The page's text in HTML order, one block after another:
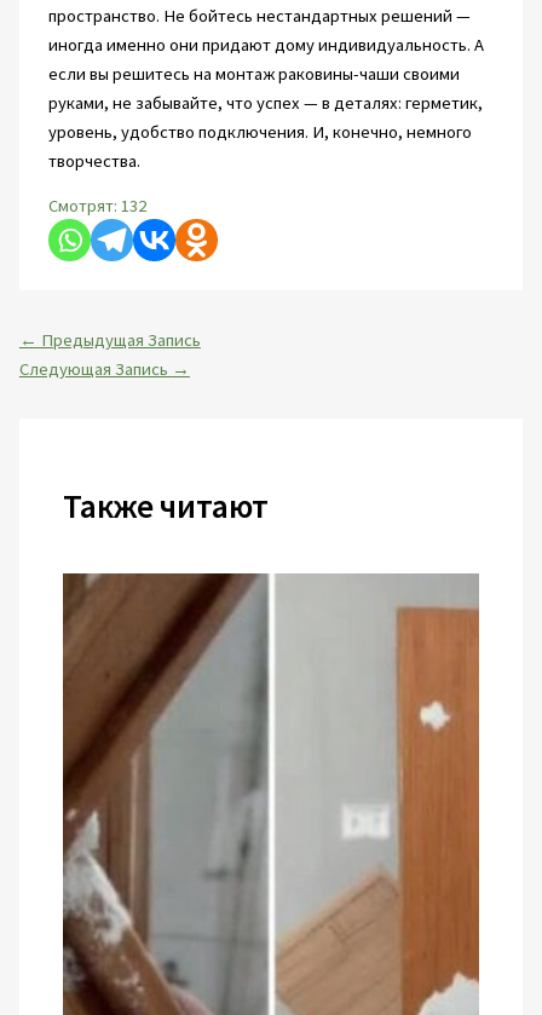
пространство. Не бойтесь нестандартных решений —
иногда именно они придают дому индивидуальность. А
если вы решитесь на монтаж раковины-чаши своими
руками, не забывайте, что успех — в деталях: герметик,
уровень, удобство подключения. И, конечно, немного
творчества.
Смотрят: 132
← Предыдущая Запись
Следующая Запись →
Также читают